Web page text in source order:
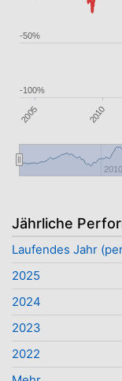
2005 2010
2010
-100%
-50%
Jährliche
Laufendes Jahr
2025
2024
2023
2022